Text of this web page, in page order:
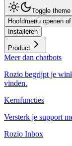
Toggle theme
Hoofdmenu openen
Installeren
Product
Meer dan chatbots
Rozio begrijpt je
vinden.
Kernfuncties
Versterk je support
Rozio Inbox